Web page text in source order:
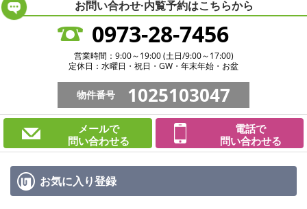
お問い合わせ·内覧予約はこちらから
0973-28-7456
営業時間：9:00～19:00 (土日/9:00～17:00)
定休日：水曜日・祝日・GW・年末年始・お盆
物件番号 1025103047
メールで
問い合わせる
電話で
問い合わせる
お気に入り登録